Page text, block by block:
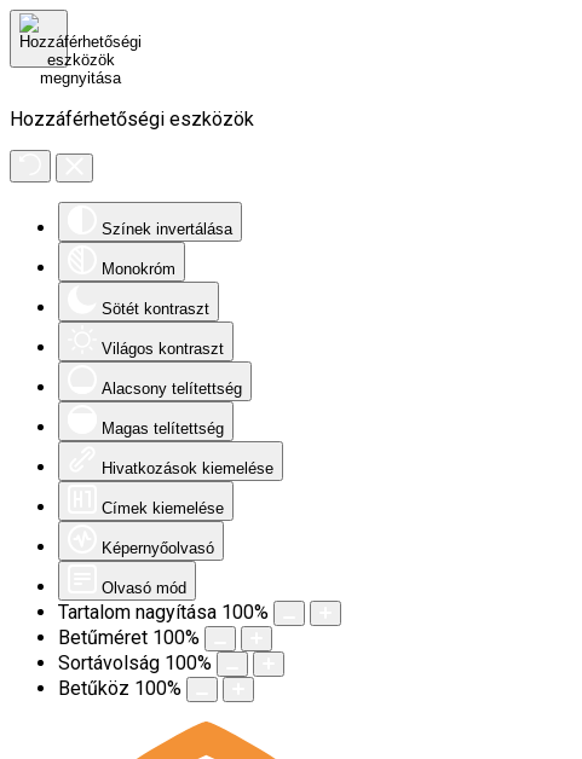
Hozzáférhetőségi eszközök
Színek invertálása
Monokróm
Sötét kontraszt
Világos kontraszt
Alacsony telítettség
Magas telítettség
Hivatkozások kiemelése
Címek kiemelése
Képernyőolvasó
Olvasó mód
Tartalom nagyítása 100%
Betűméret 100%
Sortávolság 100%
Betűköz 100%